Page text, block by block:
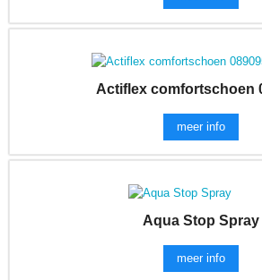
Actiflex comfortschoen
meer info
Aqua Stop Spray
meer info